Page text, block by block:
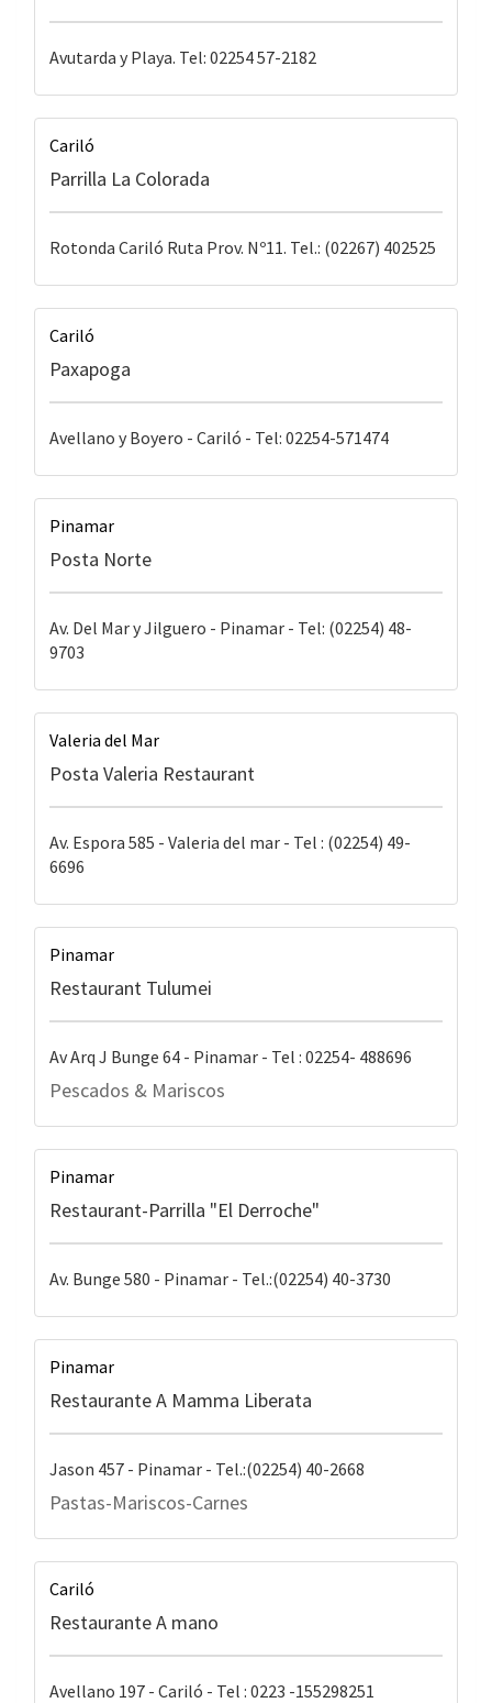
Avutarda y Playa. Tel: 02254 57-2182
Cariló
Parrilla La Colorada
Rotonda Cariló Ruta Prov. Nº11. Tel.: (02267) 402525
Cariló
Paxapoga
Avellano y Boyero - Cariló - Tel: 02254-571474
Pinamar
Posta Norte
Av. Del Mar y Jilguero - Pinamar - Tel: (02254) 48-
9703
Valeria del Mar
Posta Valeria Restaurant
Av. Espora 585 - Valeria del mar - Tel : (02254) 49-
6696
Pinamar
Restaurant Tulumei
Av Arq J Bunge 64 - Pinamar - Tel : 02254- 488696
Pescados & Mariscos
Pinamar
Restaurant-Parrilla "El Derroche"
Av. Bunge 580 - Pinamar - Tel.:(02254) 40-3730
Pinamar
Restaurante A Mamma Liberata
Jason 457 - Pinamar - Tel.:(02254) 40-2668
Pastas-Mariscos-Carnes
Cariló
Restaurante A mano
Avellano 197 - Cariló - Tel : 0223 -155298251